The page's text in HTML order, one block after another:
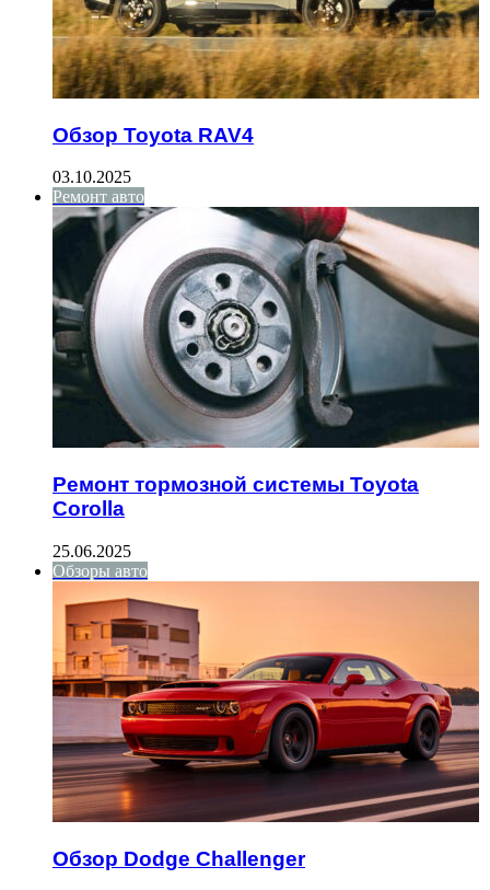
Обзор Toyota RAV4
03.10.2025
Ремонт авто
Ремонт тормозной системы Toyota
Corolla
25.06.2025
Обзоры авто
Обзор Dodge Challenger